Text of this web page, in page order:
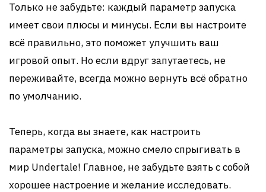
Только не забудьте: каждый параметр запуска
имеет свои плюсы и минусы. Если вы настроите
всё правильно, это поможет улучшить ваш
игровой опыт. Но если вдруг запутаетесь, не
переживайте, всегда можно вернуть всё обратно
по умолчанию.
Теперь, когда вы знаете, как настроить
параметры запуска, можно смело спрыгивать в
мир Undertale! Главное, не забудьте взять с собой
хорошее настроение и желание исследовать.